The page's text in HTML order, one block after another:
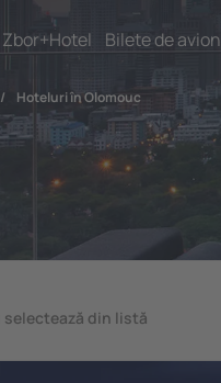
Zbor+Hotel Bilete de avion
/ Hoteluri în Olomouc